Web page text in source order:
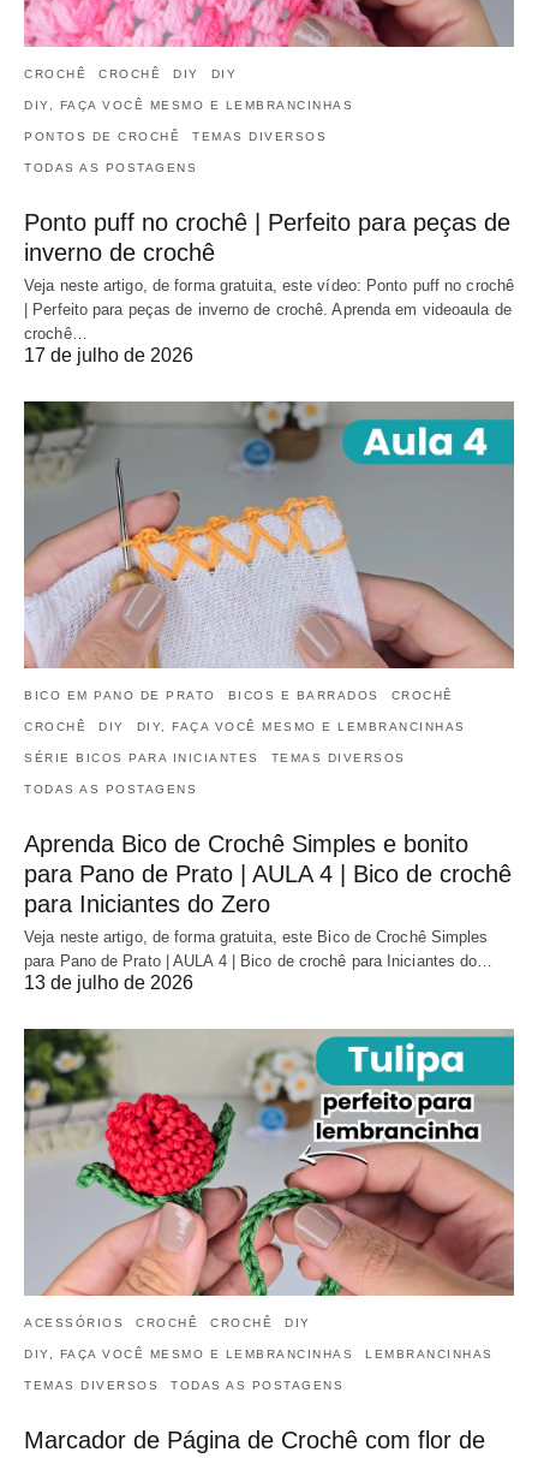
CROCHÊ CROCHÊ DIY DIY
DIY, FAÇA VOCÊ MESMO E LEMBRANCINHAS
PONTOS DE CROCHÊ TEMAS DIVERSOS
TODAS AS POSTAGENS
Ponto puff no crochê | Perfeito para peças de
inverno de crochê
Veja neste artigo, de forma gratuita, este vídeo: Ponto puff no crochê
| Perfeito para peças de inverno de crochê. Aprenda em videoaula de
crochê…
17 de julho de 2026
BICO EM PANO DE PRATO BICOS E BARRADOS CROCHÊ
CROCHÊ DIY DIY, FAÇA VOCÊ MESMO E LEMBRANCINHAS
SÉRIE BICOS PARA INICIANTES TEMAS DIVERSOS
TODAS AS POSTAGENS
Aprenda Bico de Crochê Simples e bonito
para Pano de Prato | AULA 4 | Bico de crochê
para Iniciantes do Zero
Veja neste artigo, de forma gratuita, este Bico de Crochê Simples
para Pano de Prato | AULA 4 | Bico de crochê para Iniciantes do…
13 de julho de 2026
ACESSÓRIOS CROCHÊ CROCHÊ DIY
DIY, FAÇA VOCÊ MESMO E LEMBRANCINHAS LEMBRANCINHAS
TEMAS DIVERSOS TODAS AS POSTAGENS
Marcador de Página de Crochê com flor de